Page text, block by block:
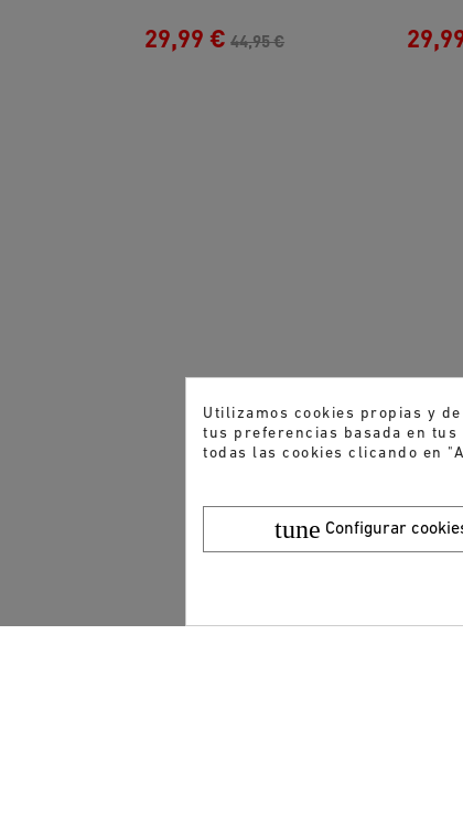
29,99 € 44,95 €
Utilizamos cookies propias y
tus preferencias basada en tus
todas las cookies clicando en
tune Configurar